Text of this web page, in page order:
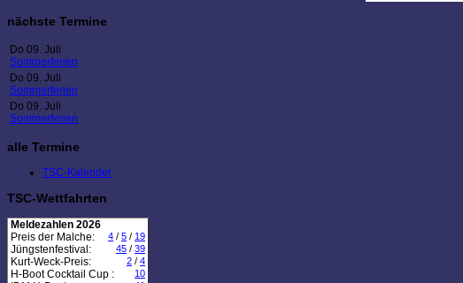
nächste Termine
Do 09. Juli
Sommerferien
Do 09. Juli
Sommerferien
Do 09. Juli
Sommerferien
alle Termine
TSC-Kalender
TSC-Wettfahrten
Meldezahlen 2026
Preis der Malche:
4 / 5 / 19
Jüngstenfestival: 45 / 39
Kurt-Weck-Preis: 2 / 4
H-Boot Cocktail Cup : 10